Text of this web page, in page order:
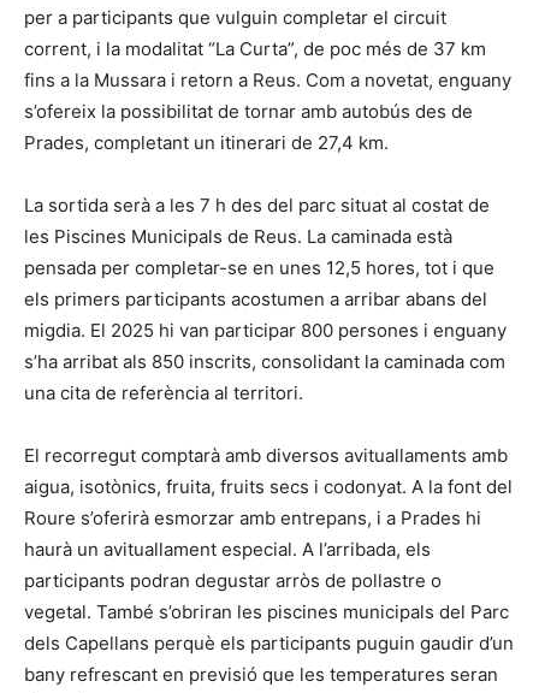
per a participants que vulguin completar el circuit
corrent, i la modalitat “La Curta”, de poc més de 37 km
fins a la Mussara i retorn a Reus. Com a novetat, enguany
s’ofereix la possibilitat de tornar amb autobús des de
Prades, completant un itinerari de 27,4 km.
La sortida serà a les 7 h des del parc situat al costat de
les Piscines Municipals de Reus. La caminada està
pensada per completar-se en unes 12,5 hores, tot i que
els primers participants acostumen a arribar abans del
migdia. El 2025 hi van participar 800 persones i enguany
s’ha arribat als 850 inscrits, consolidant la caminada com
una cita de referència al territori.
El recorregut comptarà amb diversos avituallaments amb
aigua, isotònics, fruita, fruits secs i codonyat. A la font del
Roure s’oferirà esmorzar amb entrepans, i a Prades hi
haurà un avituallament especial. A l’arribada, els
participants podran degustar arròs de pollastre o
vegetal. També s’obriran les piscines municipals del Parc
dels Capellans perquè els participants puguin gaudir d’un
bany refrescant en previsió que les temperatures seran